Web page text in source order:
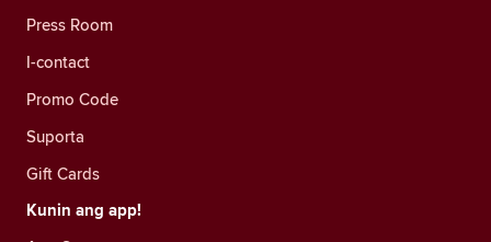
Press Room
I-contact
Promo Code
Suporta
Gift Cards
Kunin ang app!